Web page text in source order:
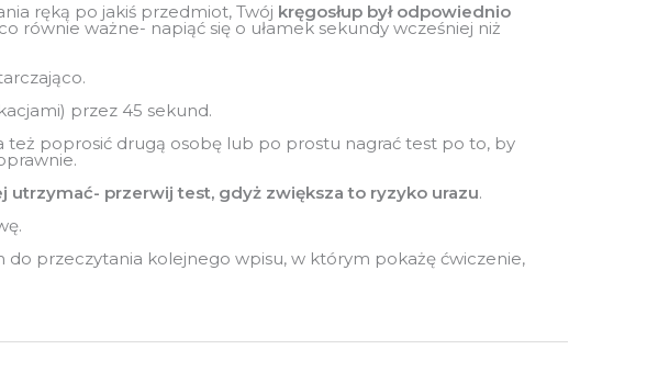
ręką po jakiś przedmiot, Twój kręgosłup był odpowiednio
równie ważne- napiąć się o ułamek sekundy wcześniej niż
przez 45 sekund.
poprosić drugą osobę lub po prostu nagrać test po to, by
utrzymać- przerwij test, gdyż zwiększa to ryzyko urazu.
do przeczytania kolejnego wpisu, w którym pokażę ćwiczenie,